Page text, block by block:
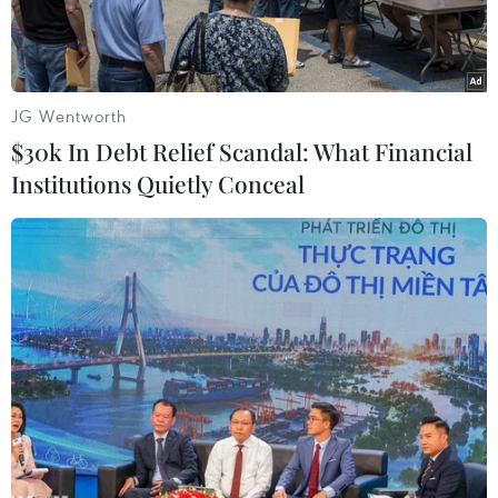
Tưới nước hạn chế bụi phát tán trong quá trình san nền Sân
bay Long Thành. (Ảnh: TTXVN phát)
Liên quan đến vấn đề ô nhiễm bụi do thi công
Dự án Sân bay Long Thành, tối 20/3, Tổng Công
ty Cảng Hàng không Việt Nam (ACV) cho biết,
JG Wentworth
$30k In Debt Relief Scandal: What Financial
Institutions Quietly Conceal